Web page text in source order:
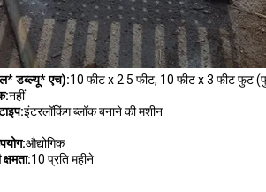
डब्ल्यू* एच):10 फीट x 2.5 फीट, 10 फीट x 3 फीट फुट
नहीं
इंटरलॉकिंग ब्लॉक बनाने की मशीन
औद्योगिक
10 प्रति महीने